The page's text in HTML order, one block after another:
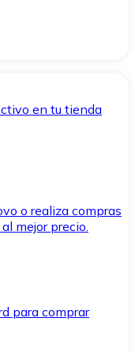
en tu tienda
o realiza compras
mejor precio.
para comprar